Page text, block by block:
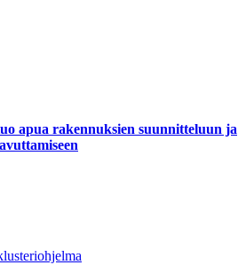
apua rakennuksien suunnitteluun ja